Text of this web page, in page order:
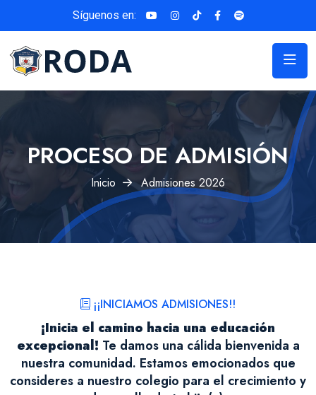
Síguenos en:
PROCESO DE ADMISIÓN
Inicio Admisiones 2026
¡¡INICIAMOS ADMISIONES!!
¡Inicia el camino hacia una educación
excepcional! Te damos una cálida bienvenida a
nuestra comunidad. Estamos emocionados que
consideres a nuestro colegio para el crecimiento y